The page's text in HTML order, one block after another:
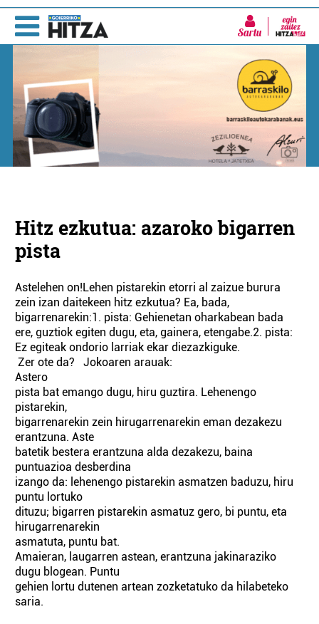
Sartu
Hitz ezkutua: azaroko bigarren
pista
Astelehen on!Lehen pistarekin etorri al zaizue burura
zein izan daitekeen hitz ezkutua? Ea, bada,
bigarrenarekin:1. pista: Gehienetan oharkabean bada
ere, guztiok egiten dugu, eta, gainera, etengabe.2. pista:
Ez egiteak ondorio larriak ekar diezazkiguke.
Zer ote da? Jokoaren arauak:
Astero
pista bat emango dugu, hiru guztira. Lehenengo
pistarekin,
bigarrenarekin zein hirugarrenarekin eman dezakezu
erantzuna. Aste
batetik bestera erantzuna alda dezakezu, baina
puntuazioa desberdina
izango da: lehenengo pistarekin asmatzen baduzu, hiru
puntu lortuko
dituzu; bigarren pistarekin asmatuz gero, bi puntu, eta
hirugarrenarekin
asmatuta, puntu bat.
Amaieran, laugarren astean, erantzuna jakinaraziko
dugu blogean. Puntu
gehien lortu dutenen artean zozketatuko da hilabeteko
saria.